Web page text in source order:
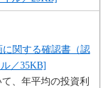
関する確認書（認
／35KB]
、年平均の投資利